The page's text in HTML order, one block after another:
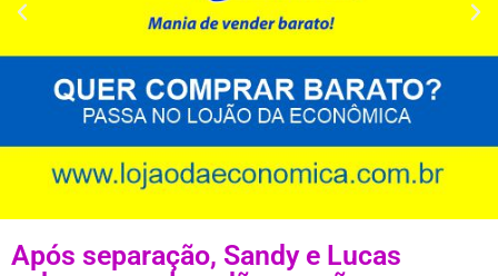
Após separação, Sandy e Lucas